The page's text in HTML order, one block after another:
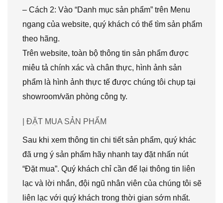
– Cách 2: Vào “Danh mục sản phẩm” trên Menu
ngang của website, quý khách có thể tìm sản phẩm
theo hãng.
Trên website, toàn bộ thông tin sản phẩm được
miêu tả chính xác và chân thực, hình ảnh sản
phẩm là hình ảnh thực tế được chúng tôi chụp tại
showroom/văn phòng công ty.
| ĐẶT MUA SẢN PHẨM
Sau khi xem thông tin chi tiết sản phẩm, quý khác
đã ưng ý sản phẩm hãy nhanh tay đặt nhấn nút
“Đặt mua”. Quý khách chỉ cần để lại thông tin liên
lạc và lời nhắn, đội ngũ nhân viên của chúng tôi sẽ
liên lạc với quý khách trong thời gian sớm nhất.